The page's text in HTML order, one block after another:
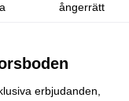
ångerrätt
erbjudanden,